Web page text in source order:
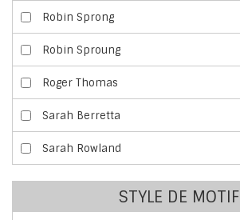
Robin Sprong
Robin Sproung
Roger Thomas
Sarah Berretta
Sarah Rowland
STYLE DE MOTIF